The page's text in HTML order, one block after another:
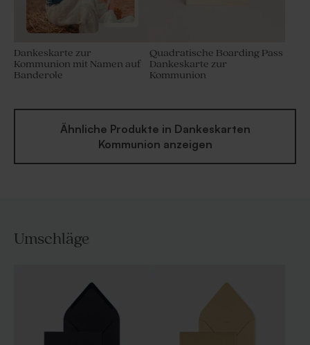
Dankeskarte zur
Kommunion mit Namen auf
Banderole
Quadratische Boarding Pass
Dankeskarte zur
Kommunion
Ähnliche Produkte in Dankeskarten
Kommunion anzeigen
Umschläge